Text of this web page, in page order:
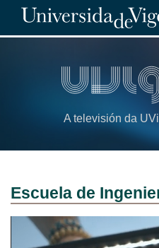
A televisión da
Escuela de